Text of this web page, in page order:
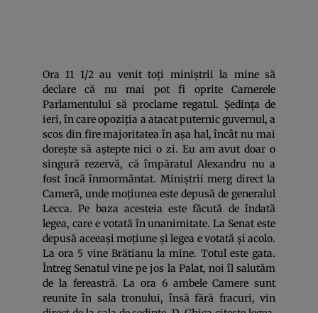
Ora 11 1/2 au venit toți miniștrii la mine să
declare că nu mai pot fi oprite Camerele
Parlamentului să proclame regatul. Ședința de
ieri, în care opoziția a atacat puternic guvernul, a
scos din fire majoritatea în așa hal, încât nu mai
dorește să aștepte nici o zi. Eu am avut doar o
singură rezervă, că împăratul Alexandru nu a
fost încă înmormântat. Miniștrii merg direct la
Cameră, unde moțiunea este depusă de generalul
Lecca. Pe baza acesteia este făcută de îndată
legea, care e votată în unanimitate. La Senat este
depusă aceeași moțiune și legea e votată și acolo.
La ora 5 vine Brătianu la mine. Totul este gata.
Întreg Senatul vine pe jos la Palat, noi îl salutăm
de la fereastră. La ora 6 ambele Camere sunt
reunite în sala tronului, însă fără fracuri, vin